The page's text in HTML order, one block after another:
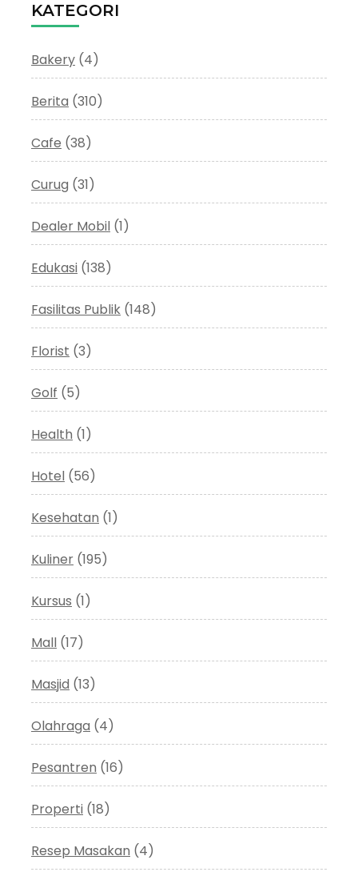
KATEGORI
Bakery (4)
Berita (310)
Cafe (38)
Curug (31)
Dealer Mobil (1)
Edukasi (138)
Fasilitas Publik (148)
Florist (3)
Golf (5)
Health (1)
Hotel (56)
Kesehatan (1)
Kuliner (195)
Kursus (1)
Mall (17)
Masjid (13)
Olahraga (4)
Pesantren (16)
Properti (18)
Resep Masakan (4)